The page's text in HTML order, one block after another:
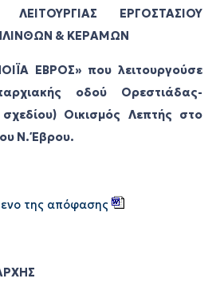
ΕΡΓΟΣΤΑΣΙΟΥ
& ΚΕΡΑΜΩΝ
ΕΒΡΟΣ» που λειτουργούσε
οδού Ορεστιάδας-
Οικισμός Λεπτής στο
Ν. Έβρου.
της απόφασης